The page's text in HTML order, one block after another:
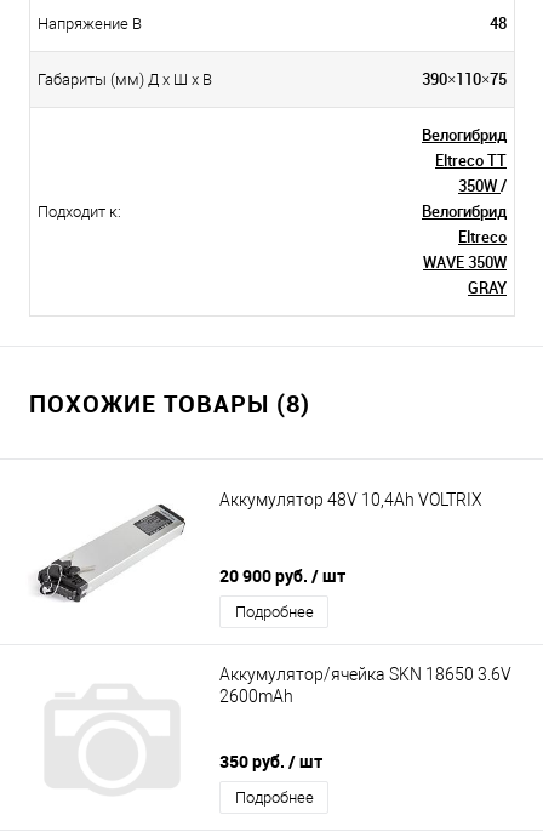
Напряжение В 48
Габариты (мм) Д x Ш x В 390×110×75
Подходит к:
Велогибрид
Eltreco TT
350W/
Велогибрид
Eltreco
WAVE 350W
GRAY
ПОХОЖИЕ ТОВАРЫ (8)
Аккумулятор 48V 10,4Ah VOLTRIX
20 900 руб. / шт
Подробнее
Аккумулятор/ячейка SKN 18650 3.6V
2600mAh
350 руб. / шт
Подробнее